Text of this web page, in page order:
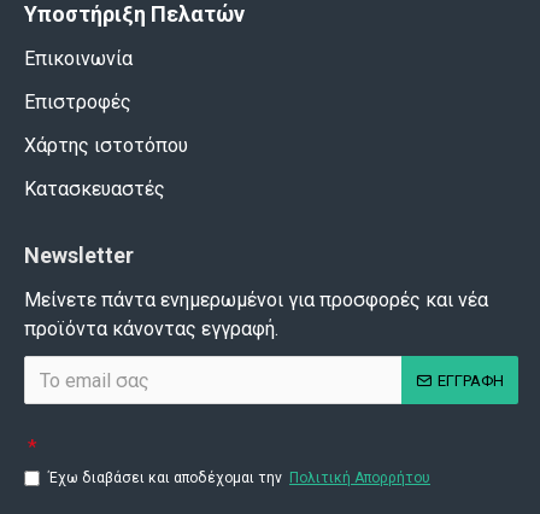
Υποστήριξη Πελατών
Επικοινωνία
Επιστροφές
Χάρτης ιστοτόπου
Κατασκευαστές
Newsletter
Μείνετε πάντα ενημερωμένοι για προσφορές και νέα
προϊόντα κάνοντας εγγραφή.
ΕΓΓΡΑΦΗ
Έχω διαβάσει και αποδέχομαι την Πολιτική Απορρήτου